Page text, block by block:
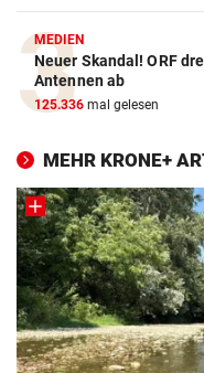
MEDIEN
Neuer Skandal! ORF
Antennen ab
125.336 mal gelesen
MEHR KRONE+